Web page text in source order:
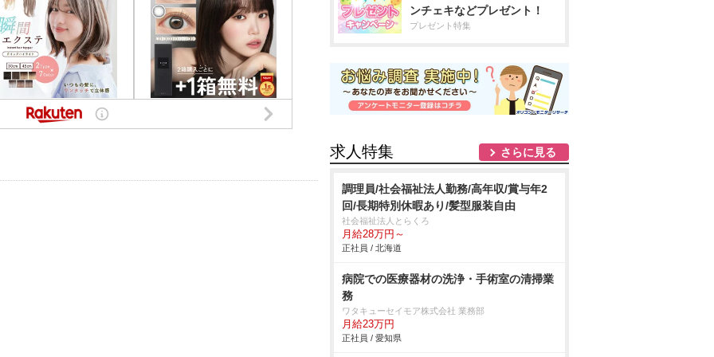
ンチェキなどプレゼント！
プレゼント特集
求人特集 さらに見る
調理員/社会福祉法人勤務/高年収/賞与年2
回/長期特別休暇あり/髪型服装自由
社会福祉法人とらくろ
月給28万円～
正社員 / 北海道
病院での医療器材の洗浄・手術室の清掃業
務
ワタキューセイモア株式会社 業務部
月給23万円
正社員 / 愛知県